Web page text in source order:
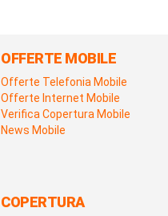
OFFERTE MOBILE
Offerte Telefonia Mobile
Offerte Internet Mobile
Verifica Copertura Mobile
News Mobile
COPERTURA